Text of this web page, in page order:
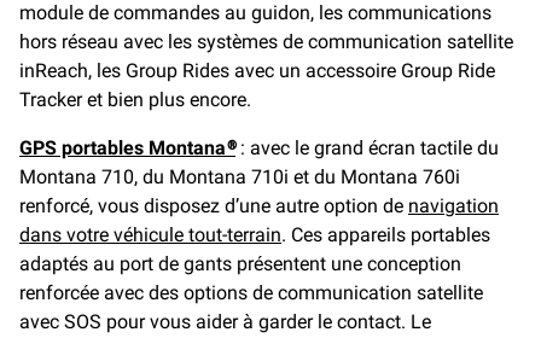
module de commandes au guidon, les communications
hors réseau avec les systèmes de communication satellite
inReach, les Group Rides avec un accessoire Group Ride
Tracker et bien plus encore.
GPS portables Montana®: avec le grand écran tactile du
Montana 710, du Montana 710i et du Montana 760i
renforcé, vous disposez d’une autre option de navigation
dans votre véhicule tout-terrain. Ces appareils portables
adaptés au port de gants présentent une conception
renforcée avec des options de communication satellite
avec SOS pour vous aider à garder le contact. Le